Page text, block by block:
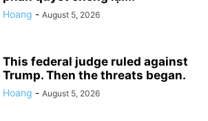
Hoang - August 5, 2026
This federal judge ruled against
Trump. Then the threats began.
Hoang - August 5, 2026